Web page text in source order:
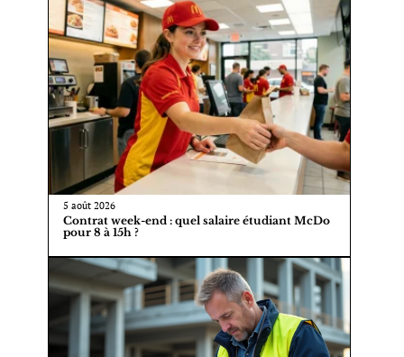
5 août 2026
Contrat week-end : quel salaire étudiant McDo
pour 8 à 15h ?